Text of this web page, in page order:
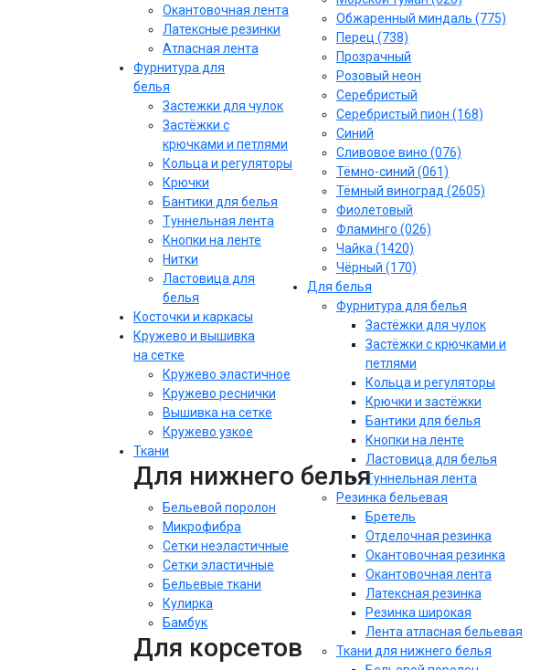
Окантовочная лента
Латексные резинки
Атласная лента
Фурнитура для
белья
Застежки для чулок
Застёжки с
крючками и петлями
Кольца и регуляторы
Крючки
Бантики для белья
Туннельная лента
Кнопки на ленте
Нитки
Ластовица для
белья
Косточки и каркасы
Кружево и вышивка
на сетке
Кружево эластичное
Кружево реснички
Вышивка на сетке
Кружево узкое
Ткани
Для нижнего белья
Бельевой поролон
Микрофибра
Сетки неэластичные
Сетки эластичные
Бельевые ткани
Кулирка
Бамбук
Для корсетов
Обжаренный миндаль (775)
Перец (738)
Прозрачный
Розовый неон
Серебристый
Серебристый пион (168)
Синий
Сливовое вино (076)
Тёмно-синий (061)
Тёмный виноград (2605)
Фиолетовый
Фламинго (026)
Чайка (1420)
Чёрный (170)
Для белья
Фурнитура для белья
Застёжки для чулок
Застёжки с крючками и
петлями
Кольца и регуляторы
Крючки и застёжки
Бантики для белья
Кнопки на ленте
Ластовица для белья
Туннельная лента
Резинка бельевая
Бретель
Отделочная резинка
Окантовочная резинка
Окантовочная лента
Латексная резинка
Резинка широкая
Лента атласная бельевая
Ткани для нижнего белья